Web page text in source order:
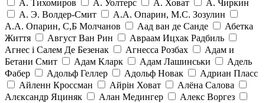
А. Тихомиров
А. Уолтерс А. Ховат
А. Чиркин
А. Э. Волдер-Смит
А.А. Опарин, М.С. Зозулин
А.А. Опарин, С,Б Молчанов
Аад ван де Санде
Абетка
Життя
Август Ван Рин
Авраам Ицхак Радбиль
Агнес і Салем Де Безенак
Агнесса Розбах
Адам и
Бетани Смит
Адам Кларк Адам Лашинськи
Адель
Фабер
Адольф Геллер Адольф Новак
Адриан Пласс
Айленн Кроссман
Айрін Ховат
Алёна Салова
Алєксандр Яциняк
Алан Медингер
Алекс Воргез